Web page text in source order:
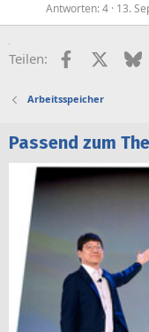
Antworten 4 13.
Teilen: Facebook
X
Arbeitsspeicher
Passend zum